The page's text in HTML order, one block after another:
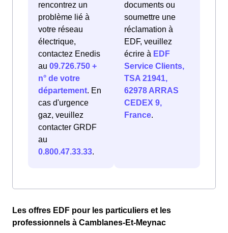
rencontrez un
problème lié à
votre réseau
électrique,
contactez Enedis
au 09.726.750 +
n° de votre
département. En
cas d'urgence
gaz, veuillez
contacter GRDF
au
0.800.47.33.33.
documents ou
soumettre une
réclamation à
EDF, veuillez
écrire à EDF
Service Clients,
TSA 21941,
62978 ARRAS
CEDEX 9,
France.
Les offres EDF pour les particuliers et les
professionnels à Camblanes-Et-Meynac